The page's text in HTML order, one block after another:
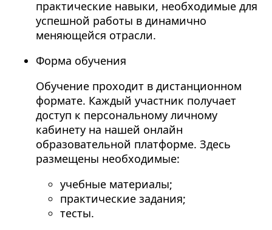
практические навыки, необходимые для
успешной работы в динамично
меняющейся отрасли.
Форма обучения
Обучение проходит в дистанционном
формате. Каждый участник получает
доступ к персональному личному
кабинету на нашей онлайн
образовательной платформе. Здесь
размещены необходимые:
учебные материалы;
практические задания;
тесты.